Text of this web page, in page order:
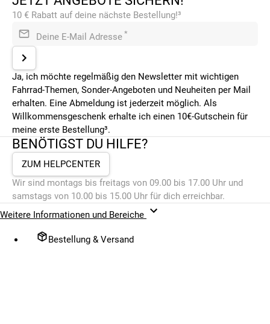
10 € Rabatt auf deine nächste Bestellung!³
Deine E-Mail Adresse *
Ja, ich möchte regelmäßig den Newsletter mit wichtigen
Fahrrad-Themen, Sonder-Angeboten und Neuheiten per Mail
erhalten. Eine Abmeldung ist jederzeit möglich. Als
Willkommensgeschenk erhalte ich einen 10€-Gutschein für
meine erste Bestellung³.
BENÖTIGST DU HILFE?
ZUM HELPCENTER
Wir sind montags bis freitags von 09.00 bis 17.00 Uhr und
samstags von 10.00 bis 15.00 Uhr für dich erreichbar.
Weitere Informationen und Bereiche
Bestellung & Versand